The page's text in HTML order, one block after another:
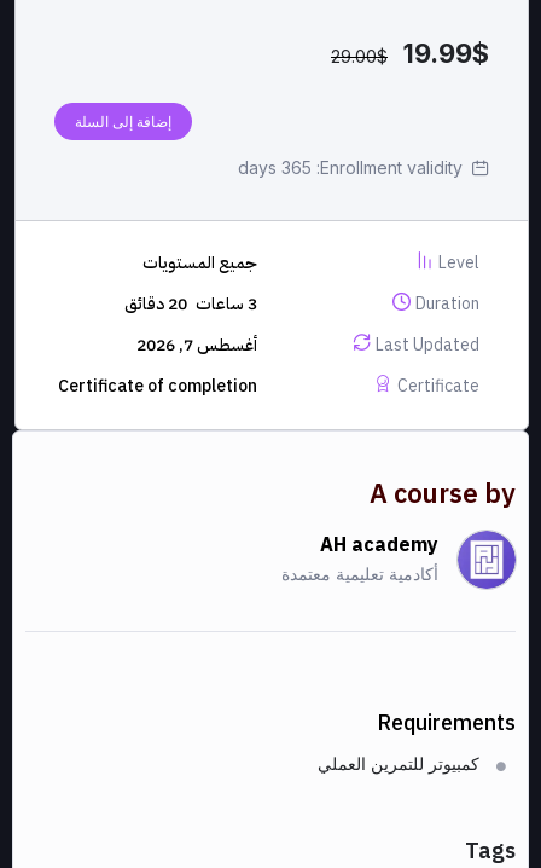
19.99$
29.00$
إضافة إلى السلة
Enrollment validity:
365 days
Level
جميع المستويات
Duration
3ساعات
دقائق
Last Updated
أغسطس 7, 2026
Certificate
Certificate of completion
A course by
AH academy
أكادمية تعليمية معتمدة
Requirements
كمبيوتر للتمرين العملي
Tags